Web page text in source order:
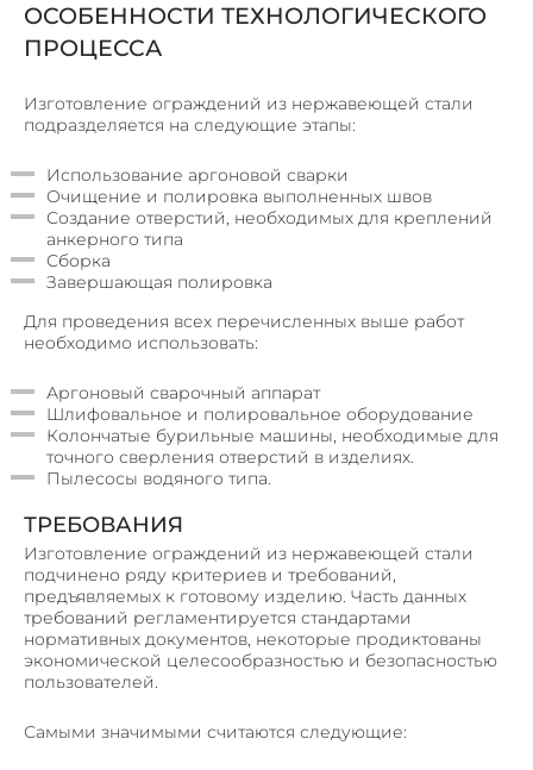
ПОЧТОВЫЕ ЯЩИКИ
ЗАКЛАДНЫЕ ДЕТАЛИ И ОПОРЫ
КОЗЫРЬКИ И НАВЕСЫ
КОНТАКТЫ
ОСОБЕННОСТИ ТЕХНОЛОГИЧЕСКОГО
ПРОЦЕССА
Изготовление ограждений из нержавеющей стали
подразделяется на следующие этапы:
Использование аргоновой сварки
Очищение и полировка выполненных швов
Создание отверстий, необходимых для креплений
анкерного типа
Сборка
Завершающая полировка
Для проведения всех перечисленных выше работ
необходимо использовать:
Аргоновый сварочный аппарат
Шлифовальное и полировальное оборудование
Колончатые бурильные машины, необходимые для
точного сверления отверстий в изделиях.
Пылесосы водяного типа.
ТРЕБОВАНИЯ
Изготовление ограждений из нержавеющей стали
подчинено ряду критериев и требований,
предъявляемых к готовому изделию. Часть данных
требований регламентируется стандартами
нормативных документов, некоторые продиктованы
экономической целесообразностью и безопасностью
пользователей.
Самыми значимыми считаются следующие: